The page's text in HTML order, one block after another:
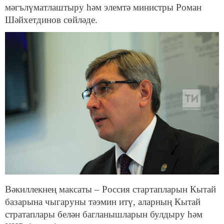
мәгълүматлаштыру һәм элемтә министры Роман
Шәйхетдинов сөйләде.
Вәкиллекнең максаты – Россия стартапларын Кытай
базарына чыгаруны тәэмин итү, аларның Кытай
стратаплары белән багланышларын булдыру һәм